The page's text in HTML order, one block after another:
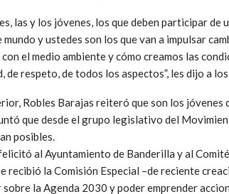
las y los jóvenes, los que deben participar de
mundo y ustedes son los que van a impulsar
el medio ambiente y cómo creamos las
de respeto, de todos los aspectos”, les dijo a
Robles Barajas reiteró que son los jóvenes
que desde el grupo legislativo del
posibles.
al Ayuntamiento de Banderilla y al
recibió la Comisión Especial –de reciente
la Agenda 2030 y poder emprender